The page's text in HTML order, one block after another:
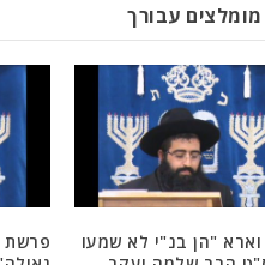
מומלצים עבורך
"הן בנ"י לא שמעו
פרשת